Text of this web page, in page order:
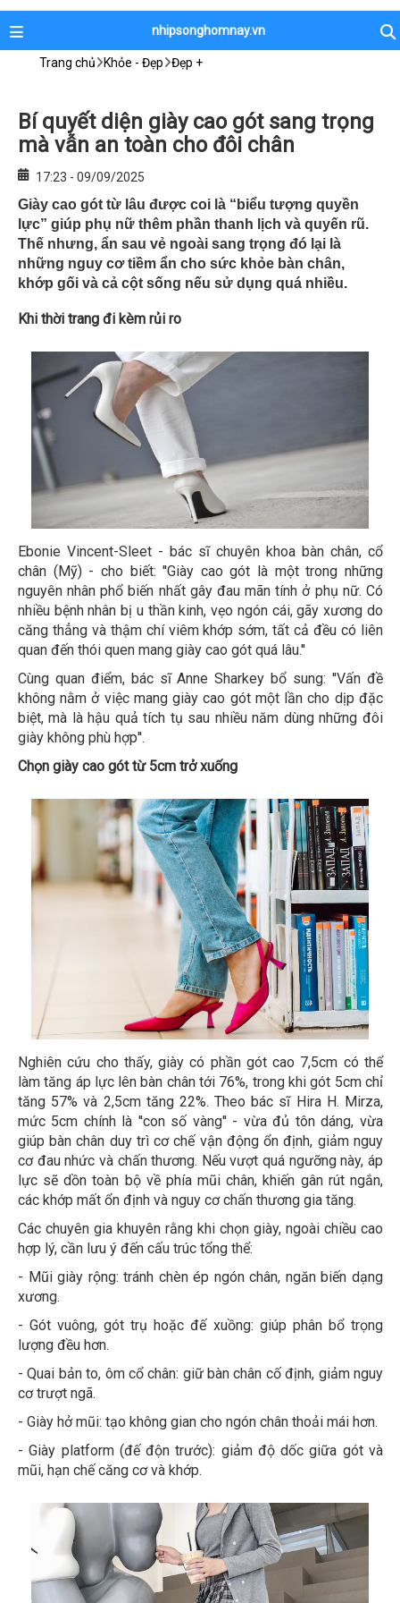
nhipsonghomnay.vn
Trang chủ Khỏe - Đẹp Đẹp +
Bí quyết diện giày cao gót sang trọng
mà vẫn an toàn cho đôi chân
17:23 - 09/09/2025
Giày cao gót từ lâu được coi là “biểu tượng quyền
lực” giúp phụ nữ thêm phần thanh lịch và quyến rũ.
Thế nhưng, ẩn sau vẻ ngoài sang trọng đó lại là
những nguy cơ tiềm ẩn cho sức khỏe bàn chân,
khớp gối và cả cột sống nếu sử dụng quá nhiều.
Khi thời trang đi kèm rủi ro
Ebonie Vincent-Sleet - bác sĩ chuyên khoa bàn chân, cổ
chân (Mỹ) - cho biết: ''Giày cao gót là một trong những
nguyên nhân phổ biến nhất gây đau mãn tính ở phụ nữ. Có
nhiều bệnh nhân bị u thần kinh, vẹo ngón cái, gãy xương do
căng thẳng và thậm chí viêm khớp sớm, tất cả đều có liên
quan đến thói quen mang giày cao gót quá lâu.''
Cùng quan điểm, bác sĩ Anne Sharkey bổ sung: ''Vấn đề
không nằm ở việc mang giày cao gót một lần cho dịp đặc
biệt, mà là hậu quả tích tụ sau nhiều năm dùng những đôi
giày không phù hợp''.
Chọn giày cao gót từ 5cm trở xuống
Nghiên cứu cho thấy, giày có phần gót cao 7,5cm có thể
làm tăng áp lực lên bàn chân tới 76%, trong khi gót 5cm chỉ
tăng 57% và 2,5cm tăng 22%. Theo bác sĩ Hira H. Mirza,
mức 5cm chính là ''con số vàng'' - vừa đủ tôn dáng, vừa
giúp bàn chân duy trì cơ chế vận động ổn định, giảm nguy
cơ đau nhức và chấn thương. Nếu vượt quá ngưỡng này, áp
lực sẽ dồn toàn bộ về phía mũi chân, khiến gân rút ngắn,
các khớp mất ổn định và nguy cơ chấn thương gia tăng.
Các chuyên gia khuyên rằng khi chọn giày, ngoài chiều cao
hợp lý, cần lưu ý đến cấu trúc tổng thể:
- Mũi giày rộng: tránh chèn ép ngón chân, ngăn biến dạng
xương.
- Gót vuông, gót trụ hoặc đế xuồng: giúp phân bổ trọng
lượng đều hơn.
- Quai bản to, ôm cổ chân: giữ bàn chân cố định, giảm nguy
cơ trượt ngã.
- Giày hở mũi: tạo không gian cho ngón chân thoải mái hơn.
- Giày platform (đế độn trước): giảm độ dốc giữa gót và
mũi, hạn chế căng cơ và khớp.